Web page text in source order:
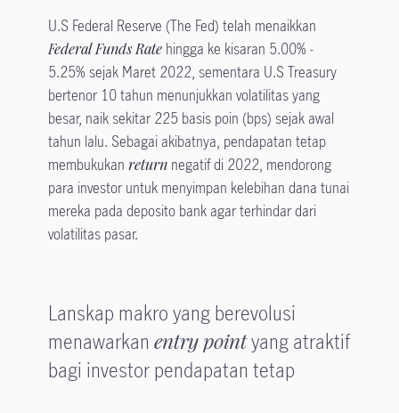
U.S Federal Reserve (The Fed) telah menaikkan
Federal Funds Ratehingga ke kisaran 5.00% -
5.25% sejak Maret 2022, sementara U.S Treasury
bertenor 10 tahun menunjukkan volatilitas yang
besar, naik sekitar 225 basis poin (bps) sejak awal
tahun lalu. Sebagai akibatnya, pendapatan tetap
membukukan return negatif di 2022, mendorong
para investor untuk menyimpan kelebihan dana tunai
mereka pada deposito bank agar terhindar dari
volatilitas pasar.
Lanskap makro yang berevolusi
menawarkan entry pointyang atraktif
bagi investor pendapatan tetap